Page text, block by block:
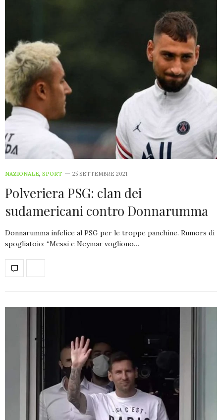
NAZIONALE, SPORT 25 SETTEMBRE 2021
Polveriera PSG: clan dei
sudamericani contro Donnarumma
Donnarumma infelice al PSG per le troppe panchine. Rumors di
spogliatoio: “Messi e Neymar vogliono…